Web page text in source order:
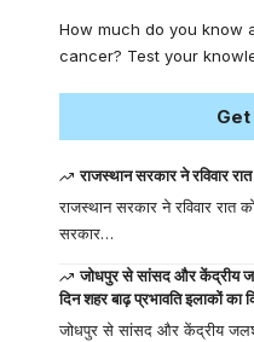
How much do you know
cancer? Test your
राजस्थान सरकार ने रविवार
राजस्थान सरकार ने रविवार रात
सरकार…
जोधपुर से सांसद और केंद्रीय
दिन शहर बाढ़ प्रभावति इलाकों का
जोधपुर से सांसद और केंद्रीय